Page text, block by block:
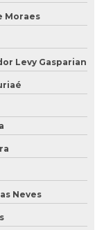
Moraes
Levy Gasparian
Neves